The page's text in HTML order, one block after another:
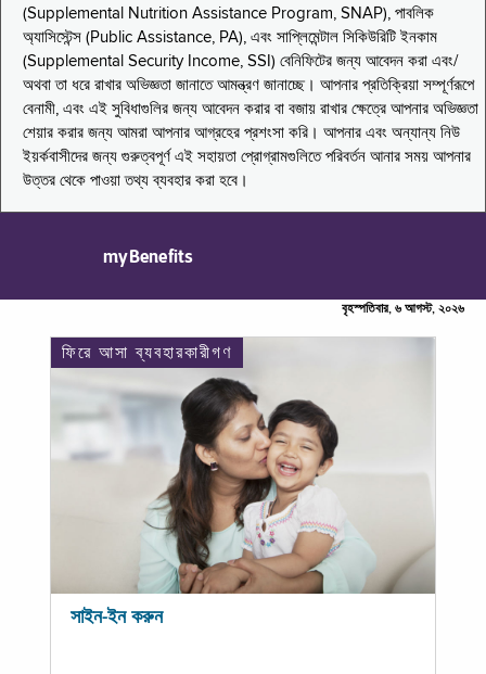
(Supplemental Nutrition Assistance Program, SNAP), পাবলিক
অ্যাসিস্টেন্স (Public Assistance, PA), এবং সাপ্লিমেন্টাল সিকিউরিটি ইনকাম
(Supplemental Security Income, SSI) বেনিফিটের জন্য আবেদন করা এবং/
অথবা তা ধরে রাখার অভিজ্ঞতা জানাতে আমন্ত্রণ জানাচ্ছে। আপনার প্রতিক্রিয়া সম্পূর্ণরূপে
বেনামী, এবং এই সুবিধাগুলির জন্য আবেদন করার বা বজায় রাখার ক্ষেত্রে আপনার অভিজ্ঞতা
শেয়ার করার জন্য আমরা আপনার আগ্রহের প্রশংসা করি। আপনার এবং অন্যান্য নিউ
ইয়র্কবাসীদের জন্য গুরুত্বপূর্ণ এই সহায়তা প্রোগ্রামগুলিতে পরিবর্তন আনার সময় আপনার
উত্তর থেকে পাওয়া তথ্য ব্যবহার করা হবে।
myBenefits
বৃহস্পতিবার, ৬ আগস্ট, ২০২৬
ফিরে আসা ব্যবহারকারীগণ
সাইন-ইন করুন